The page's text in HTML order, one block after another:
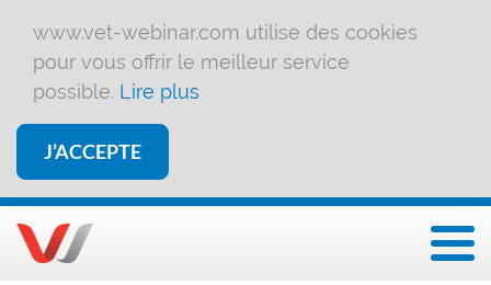
www.vet-webinar.com utilise des cookies
pour vous offrir le meilleur service
possible. Lire plus
J’ACCEPTE